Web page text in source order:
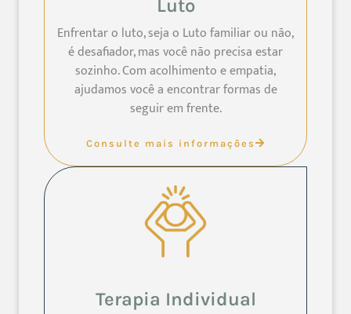
Luto
Enfrentar o luto, seja o Luto familiar ou não,
é desafiador, mas você não precisa estar
sozinho. Com acolhimento e empatia,
ajudamos você a encontrar formas de
seguir em frente.
Consulte mais informações
Terapia Individual